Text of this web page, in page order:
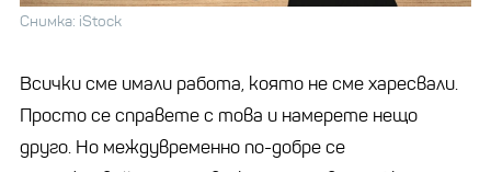
Снимка: iStock
Всички сме имали работа, която не сме харесвали.
Просто се справете с това и намерете нещо
друго. Но междувременно по-добре се